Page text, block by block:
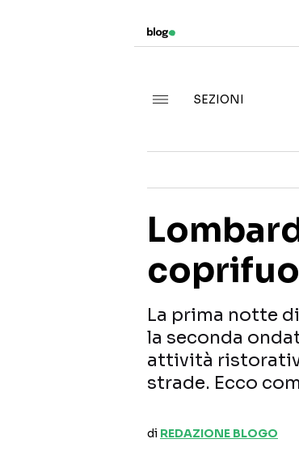
SEZIONI
La prima notte
la seconda
attività
strade. Ecco
di REDAZIONE BLOGO